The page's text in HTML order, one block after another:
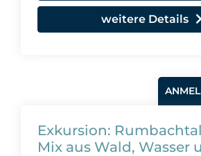
weitere Details
Exkursion:
Mix aus Wald, Wasser